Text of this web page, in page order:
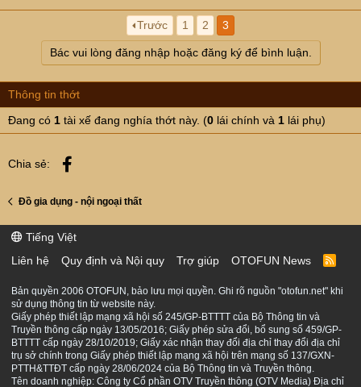
Trước 1 2 3
Bác vui lòng đăng nhập hoặc đăng ký để bình luận.
Thông tin thớt
Đang có 1 tài xế đang nghía thớt này. (0 lái chính và 1 lái phụ)
Chia sẻ:
Đồ gia dụng - nội ngoại thất
Tiếng Việt
Liên hệ
Quy định và Nội quy Trợ giúp OTOFUN News
R
S
Bản quyền 2006 OTOFUN, bảo lưu mọi quyền. Ghi rõ nguồn "otofun.net" khi
sử dụng thông tin từ website này.
Giấy phép thiết lập mạng xã hội số 245/GP-BTTTT của Bộ Thông tin và
Truyền thông cấp ngày 13/05/2016; Giấy phép sửa đổi, bổ sung số 459/GP-
BTTTT cấp ngày 28/10/2019; Giấy xác nhận thay đổi địa chỉ thay đổi địa chỉ
trụ sở chính trong Giấy phép thiết lập mạng xã hội trên mạng số 137/GXN-
PTTH&TTĐT cấp ngày 28/06/2024 của Bộ Thông tin và Truyền thông.
Tên doanh nghiệp: Công ty Cổ phần OTV Truyền thông (OTV Media) Địa chỉ